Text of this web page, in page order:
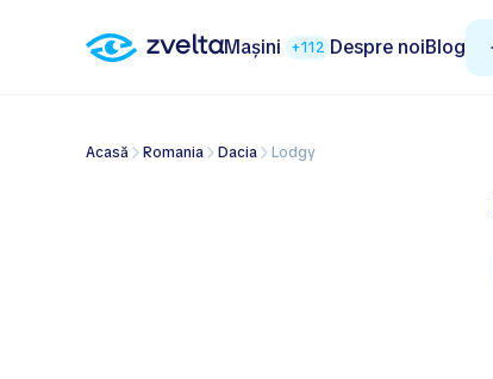
Mașini +112 Despre noiBlog
Acasă Romania Dacia Lodgy